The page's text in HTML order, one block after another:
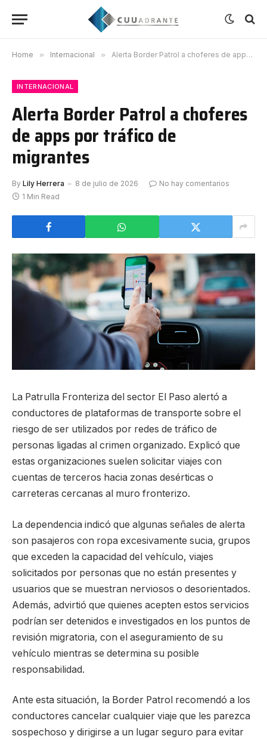
Home » Internacional » Alerta Border Patrol a choferes de apps por tráfico de migrantes
INTERNACIONAL
Alerta Border Patrol a choferes
de apps por tráfico de
migrantes
By Lily Herrera 8 de julio de 2026
No hay comentarios
1 Min Read
La Patrulla Fronteriza del sector El Paso alertó a
conductores de plataformas de transporte sobre el
riesgo de ser utilizados por redes de tráfico de
personas ligadas al crimen organizado. Explicó que
estas organizaciones suelen solicitar viajes con
cuentas de terceros hacia zonas desérticas o
carreteras cercanas al muro fronterizo.
La dependencia indicó que algunas señales de alerta
son pasajeros con ropa excesivamente sucia, grupos
que exceden la capacidad del vehículo, viajes
solicitados por personas que no están presentes y
usuarios que se muestran nerviosos o desorientados.
Además, advirtió que quienes acepten estos servicios
podrían ser detenidos e investigados en los puntos de
revisión migratoria, con el aseguramiento de su
vehículo mientras se determina su posible
responsabilidad.
Ante esta situación, la Border Patrol recomendó a los
conductores cancelar cualquier viaje que les parezca
sospechoso y dirigirse a un lugar seguro para evitar